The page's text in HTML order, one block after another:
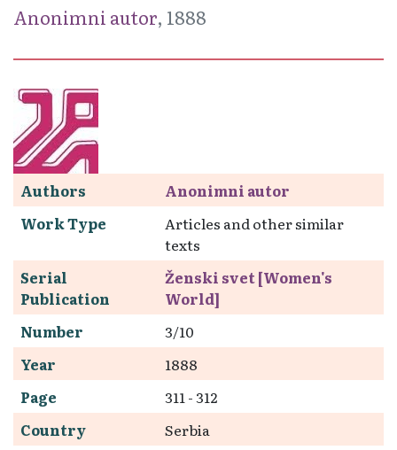
Anonimni autor, 1888
Authors
Anonimni autor
Work Type
Articles and other similar
texts
Serial
Publication
Ženski svet [Women's
World]
Number
3/10
Year
1888
Page
311 - 312
Country
Serbia